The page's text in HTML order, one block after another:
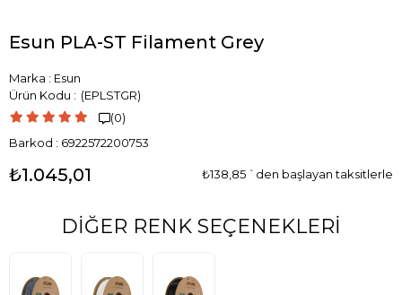
Esun PLA-ST Filament Grey
Marka : Esun
(EPLSTGR)
(0)
Barkod : 6922572200753
₺1.045,01 ₺138,85 `den başlayan taksitlerle
DIĞER RENK SEÇENEKLERI